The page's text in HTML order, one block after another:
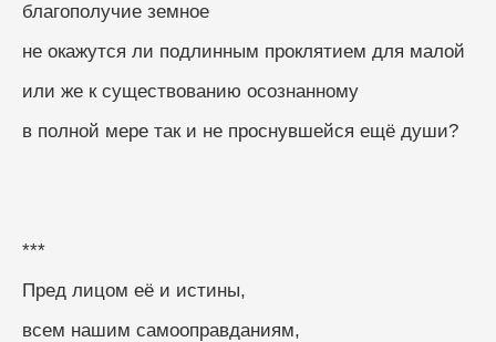
благополучие земное
не окажутся ли подлинным проклятием для малой
или же к существованию осознанному
в полной мере так и не проснувшейся ещё души?
***
Пред лицом её и истины,
всем нашим самооправданиям,